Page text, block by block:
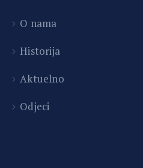
O nama
Historija
Aktuelno
Odjeci